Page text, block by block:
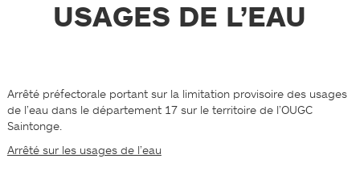
USAGES DE L’EAU
Arrêté préfectorale portant sur la limitation provisoire des usages
de l’eau dans le département 17 sur le territoire de l’OUGC
Saintonge.
Arrêté sur les usages de l’eau